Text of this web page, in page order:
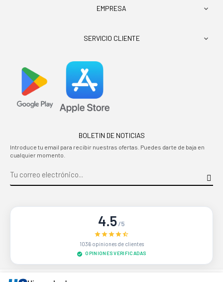
EMPRESA 
SERVICIO CLIENTE 
BOLETIN DE NOTICIAS
Introduce tu email para recibir nuestras ofertas. Puedes darte de baja en
cualquier momento.
4.5/5
1036 opiniones de clientes
OPINIONES VERIFICADAS